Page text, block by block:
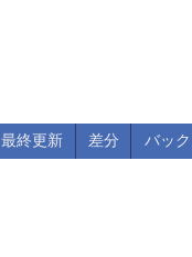
最終更新 差分 バッ